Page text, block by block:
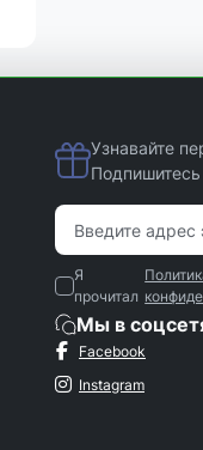
Мы в
Facebook
Instagram
Узнавайте
Я
прочитал